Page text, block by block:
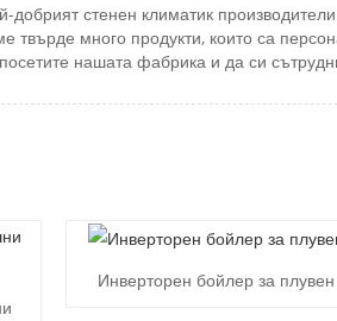
стенен климатик
много продукти, които са
нашата фабрика и да си
Инверторен бойлер за